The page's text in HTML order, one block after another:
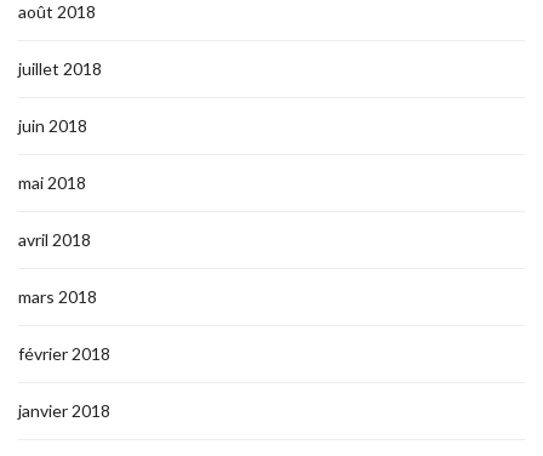
août 2018
juillet 2018
juin 2018
mai 2018
avril 2018
mars 2018
février 2018
janvier 2018